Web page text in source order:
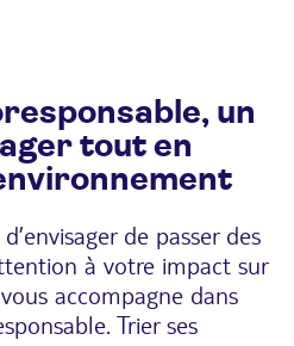
un
tout en
de passer des
à votre impact sur
accompagne dans
Trier ses